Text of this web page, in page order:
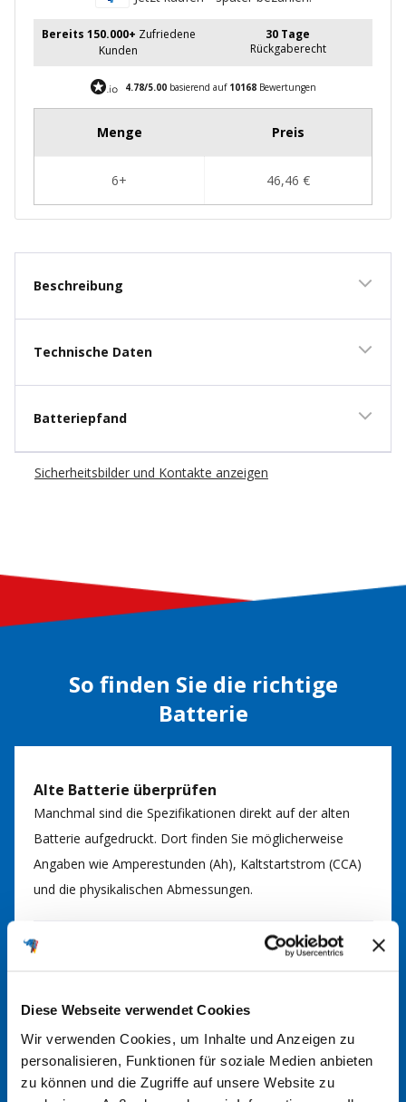
Diese Webseite verwendet Cookies
Wir verwenden Cookies, um Inhalte und Anzeigen zu
personalisieren, Funktionen für soziale Medien anbieten
zu können und die Zugriffe auf unsere Website zu
Bereits 150.000+ Zufriedene
Kunden
30 Tage
Rückgaberecht
4.78/5.00basierend auf 10168Bewertungen
Beschreibung
Technische Daten
Batteriepfand
Sicherheitsbilder und Kontakte anzeigen
So finden Sie die richtige
Batterie
Alte Batterie überprüfen
Manchmal sind die Spezifikationen direkt auf der alten
Batterie aufgedruckt. Dort finden Sie möglicherweise
Angaben wie Amperestunden (Ah), Kaltstartstrom (CCA)
und die physikalischen Abmessungen.
Batteriefinder nutzen
von Fahrzeugmarke, Modell und Motorisierung können
Fragen kommen Sie gerne auf uns zu.